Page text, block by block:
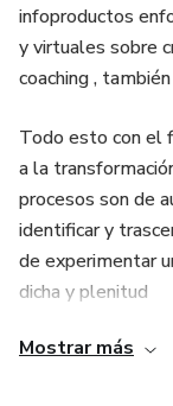
infoproductos
y virtuales sobre
coaching ,
Todo esto con el
a la
procesos son de
identificar y
de experimentar
dicha y plenitud
Mostrar más